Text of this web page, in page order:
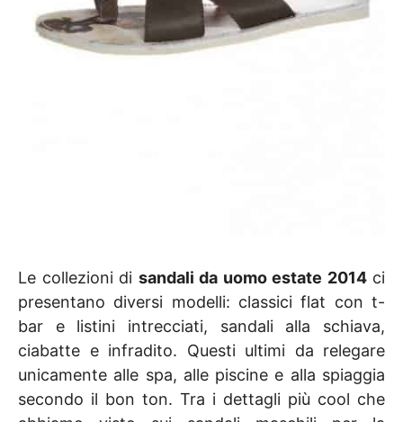
Le collezioni di sandali da uomo estate 2014ci
presentano diversi modelli: classici flat con t-
bar e listini intrecciati, sandali alla schiava,
ciabatte e infradito. Questi ultimi da relegare
unicamente alle spa, alle piscine e alla spiaggia
secondo il bon ton. Tra i dettagli più cool che